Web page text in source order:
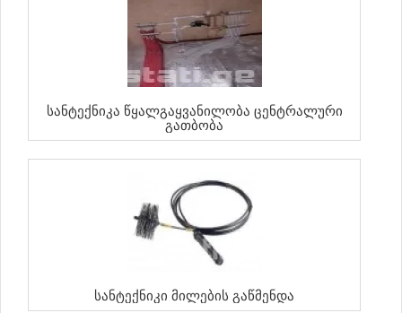
Სანტექნიკა Წყალგაყვანილობა Ცენტრალური
Გათბობა
Სანტექნიკი Მილების Გაწმენდა